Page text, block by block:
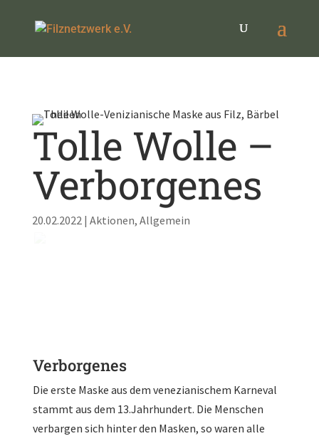
Tolle Wolle –
Verborgenes
20.02.2022| Aktionen, Allgemein
Verborgenes
Die erste Maske aus dem venezianischem Karneval
stammt aus dem 13.Jahrhundert. Die Menschen
verbargen sich hinter den Masken, so waren alle